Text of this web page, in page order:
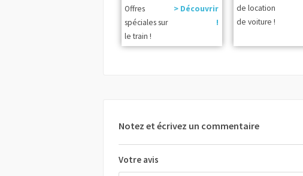
Offres
spéciales sur
le train !
> Découvrir
!
de location
de voiture !
Notez et écrivez un commentaire
Votre avis